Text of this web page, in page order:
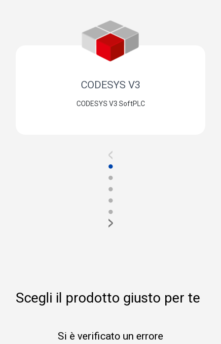
CODESYS V3
CODESYS V3 SoftPLC
<
●
●
●
●
●
>
Scegli il prodotto giusto per te
Si è verificato un errore